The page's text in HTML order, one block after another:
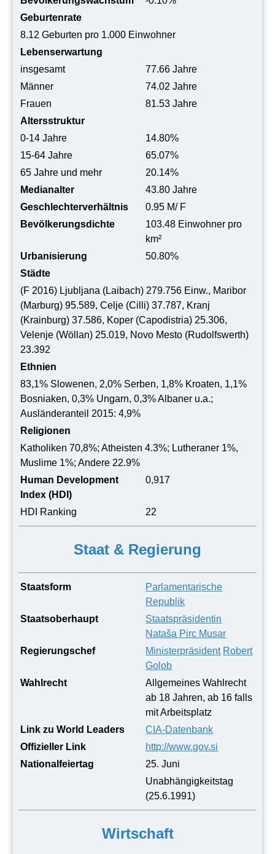
Geburtenrate
8.12 Geburten pro 1.000 Einwohner
Lebenserwartung
insgesamt
77.66 Jahre
Männer
74.02 Jahre
Frauen
81.53 Jahre
Altersstruktur
0-14 Jahre
14.80%
15-64 Jahre
65.07%
65 Jahre und mehr
20.14%
Medianalter
43.80 Jahre
Geschlechterverhältnis
0.95 M/ F
Bevölkerungsdichte
103.48 Einwohner pro
km²
Urbanisierung
50.80%
Städte
(F 2016) Ljubljana (Laibach) 279.756 Einw., Maribor
(Marburg) 95.589, Celje (Cilli) 37.787, Kranj
(Krainburg) 37.586, Koper (Capodistria) 25.306,
Velenje (Wöllan) 25.019, Novo Mesto (Rudolfswerth)
23.392
Ethnien
83,1% Slowenen, 2,0% Serben, 1,8% Kroaten, 1,1%
Bosniaken, 0,3% Ungarn, 0,3% Albaner u.a.;
Ausländeranteil 2015: 4,9%
Religionen
Katholiken 70,8%; Atheisten 4.3%; Lutheraner 1%,
Muslime 1%; Andere 22.9%
Human Development
Index (HDI)
0,917
HDI Ranking 22
Staat & Regierung
Staatsform
Parlamentarische
Republik
Staatsoberhaupt
Staatspräsidentin
Nataša Pirc Musar
Regierungschef
Ministerpräsident Robert
Golob
Wahlrecht
Allgemeines Wahlrecht
ab 18 Jahren, ab 16 falls
mit Arbeitsplatz
Link zu World Leaders
CIA-Datenbank
Offizieller Link
http://www.gov.si
Nationalfeiertag
25. Juni
Unabhängigkeitstag
(25.6.1991)
Wirtschaft